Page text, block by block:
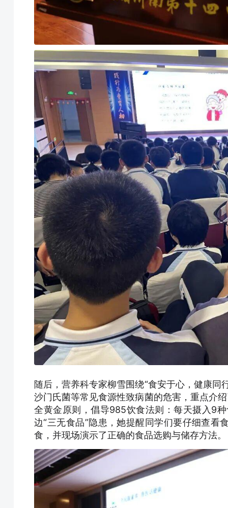
随后，营养科专家柳雪围绕“食安于心，健康
沙门氏菌等常见食源性致病菌的危害，重点介
全黄金原则，倡导985饮食法则：每天摄入9
边“三无食品”隐患，她提醒同学们要仔细查看
食，并现场演示了正确的食品选购与储存方法。